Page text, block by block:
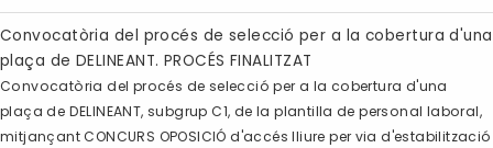
Convocatòria del procés de selecció per a la cobertura d'una
plaça de DELINEANT. PROCÉS FINALITZAT
Convocatòria del procés de selecció per a la cobertura d'una
plaça de DELINEANT, subgrup C1, de la plantilla de personal laboral,
mitjançant CONCURS OPOSICIÓ d'accés lliure per via d'estabilització